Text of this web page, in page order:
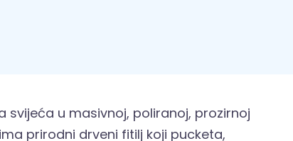
svijeća u masivnoj, poliranoj, prozirnoj
prirodni drveni fitilj koji pucketa,